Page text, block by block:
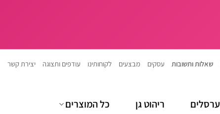
שאלות ותשובות עסקים מבצעים לקוחותינו עודפים ותצוגה יצירת קשר
ערסלים ריהוט גן כל המוצרים